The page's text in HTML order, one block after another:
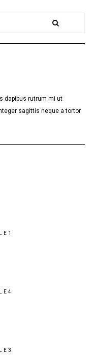
dapibus rutrum mi ut
sagittis neque a tortor
1
4
3